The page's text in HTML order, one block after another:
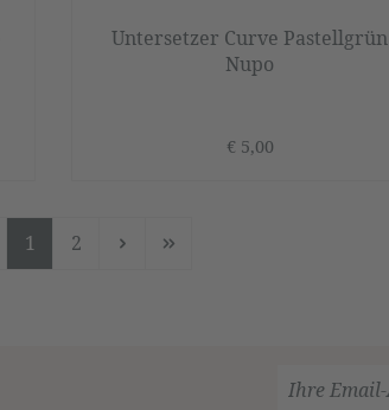
Untersetzer Curve Pastellgrün
Nupo
€ 5,00
Seite
1 Seite
2